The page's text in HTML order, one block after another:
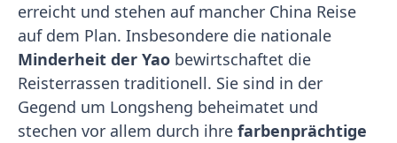
erreicht und stehen auf mancher China Reise
auf dem Plan. Insbesondere die nationale
Minderheit der Yao bewirtschaftet die
Reisterrassen traditionell. Sie sind in der
Gegend um Longsheng beheimatet und
stechen vor allem durch ihre farbenprächtige